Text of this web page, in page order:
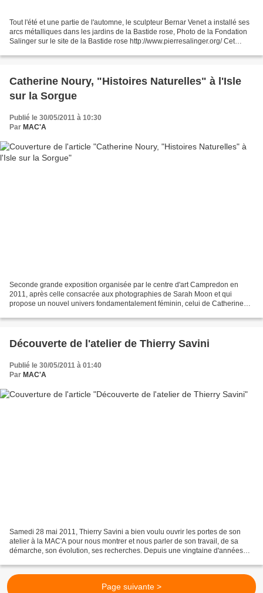
Tout l'été et une partie de l'automne, le sculpteur Bernar Venet a installé ses
arcs métalliques dans les jardins de la Bastide rose, Photo de la Fondation
Salinger sur le site de la Bastide rose http://www.pierresalinger.org/ Cet
Catherine Noury, "Histoires Naturelles" à l'Isle
sur la Sorgue
Publié le 30/05/2011 à 10:30
Par MAC'A
Seconde grande exposition organisée par le centre d'art Campredon en
2011, après celle consacrée aux photographies de Sarah Moon et qui
propose un nouvel univers fondamentalement féminin, celui de Catherine
Découverte de l'atelier de Thierry Savini
Publié le 30/05/2011 à 01:40
Par MAC'A
Samedi 28 mai 2011, Thierry Savini a bien voulu ouvrir les portes de son
atelier à la MAC'A pour nous montrer et nous parler de son travail, de sa
démarche, son évolution, ses recherches. Depuis une vingtaine d'années
Page suivante >